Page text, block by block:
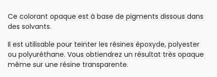
Ce colorant opaque est à base de pigments dissous dans
des solvants.
Il est utilisable pour teinter les résines époxyde, polyester
ou polyuréthane. Vous obtiendrez un résultat très opaque
même sur une résine transparente.